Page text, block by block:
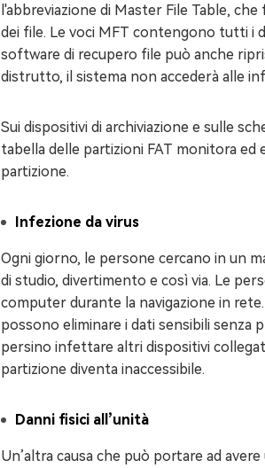
l'abbreviazione di Master File Table,
dei file. Le voci MFT contengono tutti i
software di recupero file può anche
distrutto, il sistema non accederà alle
Sui dispositivi di archiviazione e sulle
tabella delle partizioni FAT monitora ed
partizione.
Infezione da virus
Ogni giorno, le persone cercano in un
di studio, divertimento e così via. Le
computer durante la navigazione in
possono eliminare i dati sensibili senza
persino infettare altri dispositivi
partizione diventa inaccessibile.
Danni fisici all’unità
Un’altra causa che può portare ad